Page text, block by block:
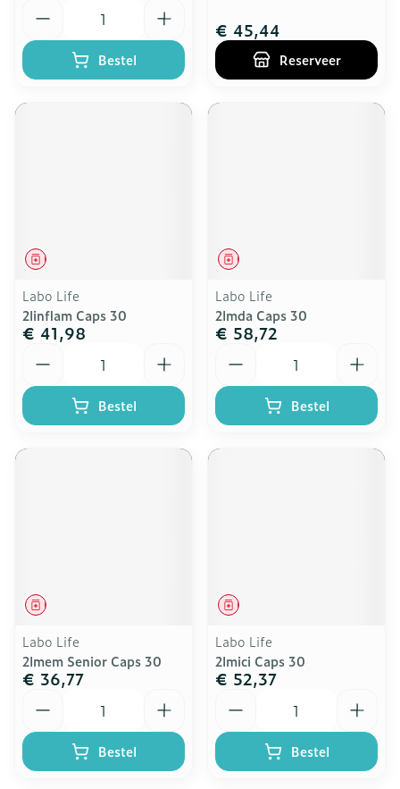
Bestel
€ 45,44
Reserveer
Geneesmiddel
Labo Life
2linflam Caps 30
€ 41,98
Bestel
Geneesmiddel
Labo Life
2lmda Caps 30
€ 58,72
Bestel
Geneesmiddel
Labo Life
2lmem Senior Caps 30
€ 36,77
Bestel
Geneesmiddel
Labo Life
2lmici Caps 30
€ 52,37
Bestel